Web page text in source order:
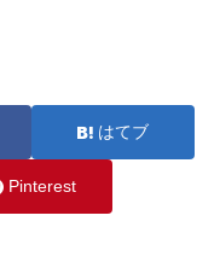
はてブ
Pinterest